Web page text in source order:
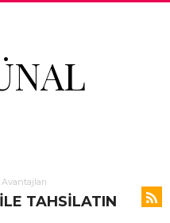
TAHSILATIN